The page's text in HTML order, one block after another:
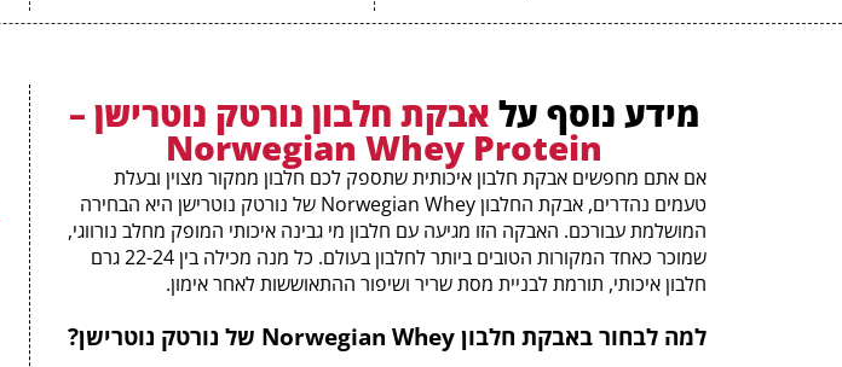
מידע נוסף על אבקת חלבון נורטק נוטרישן –
Norwegian Whey Protein
אם אתם מחפשים אבקת חלבון איכותית שתספק לכם חלבון ממקור מצוין ובעלת
טעמים נהדרים, אבקת החלבון Norwegian Whey של נורטק נוטרישן היא הבחירה
המושלמת עבורכם. האבקה הזו מגיעה עם חלבון מי גבינה איכותי המופק מחלב נורווגי,
שמוכר כאחד המקורות הטובים ביותר לחלבון בעולם. כל מנה מכילה בין 22-24 גרם
חלבון איכותי, תורמת לבניית מסת שריר ושיפור ההתאוששות לאחר אימון.
למה לבחור באבקת חלבון Norwegian Whey של נורטק נוטרישן?